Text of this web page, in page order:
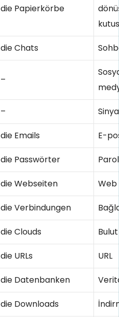
die Papierkörbe
die Chats
–
–
die Emails E-
die Passwörter
die Webseiten Web
die Verbindungen
die Clouds Bulut
die URLs URL
die Datenbanken
die Downloads